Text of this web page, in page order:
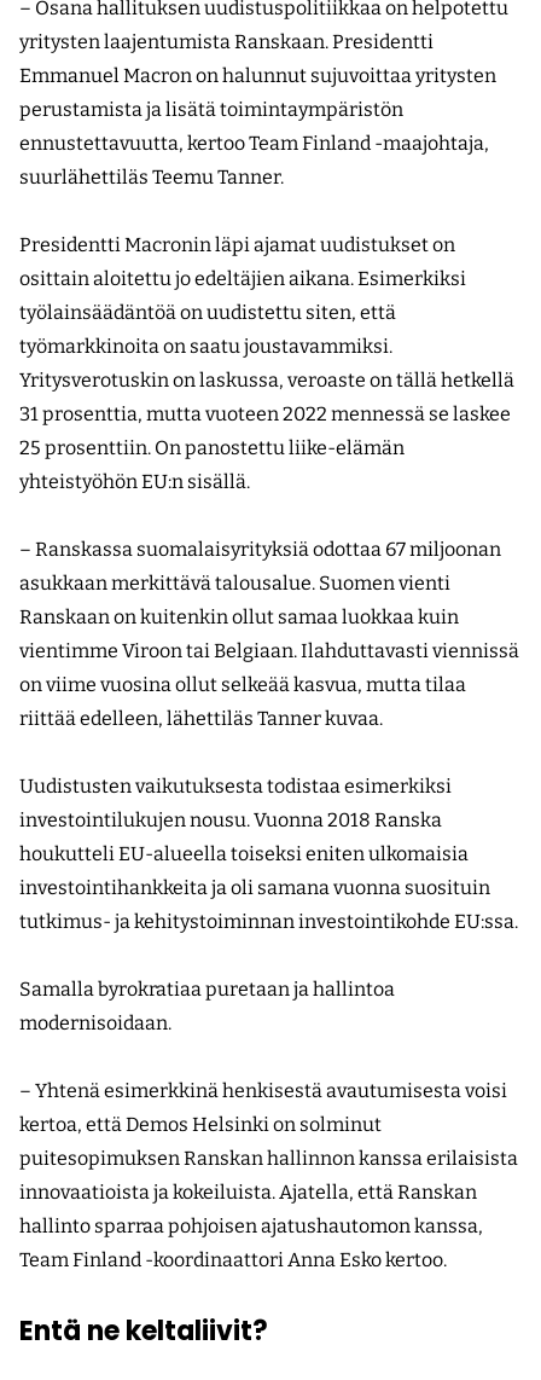
– Osana hallituksen uudistuspolitiikkaa on helpotettu
yritysten laajentumista Ranskaan. Presidentti
Emmanuel Macron on halunnut sujuvoittaa yritysten
perustamista ja lisätä toimintaympäristön
ennustettavuutta, kertoo Team Finland -maajohtaja,
suurlähettiläs Teemu Tanner.
Presidentti Macronin läpi ajamat uudistukset on
osittain aloitettu jo edeltäjien aikana. Esimerkiksi
työlainsäädäntöä on uudistettu siten, että
työmarkkinoita on saatu joustavammiksi.
Yritysverotuskin on laskussa, veroaste on tällä hetkellä
31 prosenttia, mutta vuoteen 2022 mennessä se laskee
25 prosenttiin. On panostettu liike-elämän
yhteistyöhön EU:n sisällä.
– Ranskassa suomalaisyrityksiä odottaa 67 miljoonan
asukkaan merkittävä talousalue. Suomen vienti
Ranskaan on kuitenkin ollut samaa luokkaa kuin
vientimme Viroon tai Belgiaan. Ilahduttavasti viennissä
on viime vuosina ollut selkeää kasvua, mutta tilaa
riittää edelleen, lähettiläs Tanner kuvaa.
Uudistusten vaikutuksesta todistaa esimerkiksi
investointilukujen nousu. Vuonna 2018 Ranska
houkutteli EU-alueella toiseksi eniten ulkomaisia
investointihankkeita ja oli samana vuonna suosituin
tutkimus- ja kehitystoiminnan investointikohde EU:ssa.
Samalla byrokratiaa puretaan ja hallintoa
modernisoidaan.
– Yhtenä esimerkkinä henkisestä avautumisesta voisi
kertoa, että Demos Helsinki on solminut
puitesopimuksen Ranskan hallinnon kanssa erilaisista
innovaatioista ja kokeiluista. Ajatella, että Ranskan
hallinto sparraa pohjoisen ajatushautomon kanssa,
Team Finland -koordinaattori Anna Esko kertoo.
Entä ne keltaliivit?